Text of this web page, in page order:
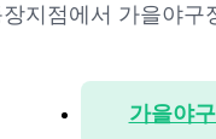
지점에서 가을야
가을야